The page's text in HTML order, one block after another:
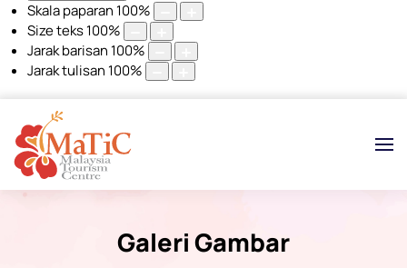
Skala paparan 100%
Size teks100%
Jarak barisan 100%
Jarak tulisan 100%
Galeri Gambar